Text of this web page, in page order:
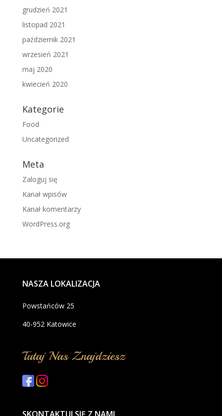
grudzień 2021
listopad 2021
październik 2021
wrzesień 2021
maj 2020
kwiecień 2020
Kategorie
Food
Uncategorized
Meta
Zaloguj się
Kanał wpisów
Kanał komentarzy
WordPress.org
NASZA LOKALIZACJA
Powstańców 25
40-952 Katowice
Tutaj Nas Znajdziesz